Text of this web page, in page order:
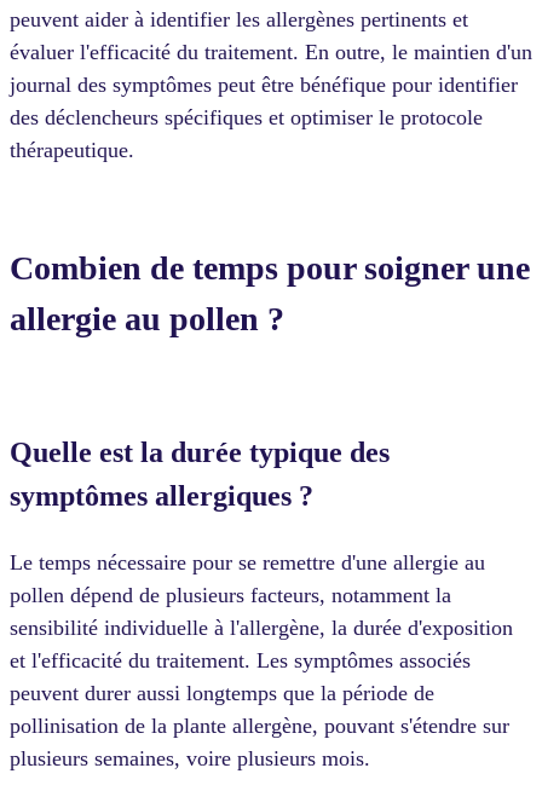
peuvent aider à identifier les allergènes pertinents et
évaluer l'efficacité du traitement. En outre, le maintien d'un
journal des symptômes peut être bénéfique pour identifier
des déclencheurs spécifiques et optimiser le protocole
thérapeutique.
Combien de temps pour soigner une
allergie au pollen ?
Quelle est la durée typique des
symptômes allergiques ?
Le temps nécessaire pour se remettre d'une allergie au
pollen dépend de plusieurs facteurs, notamment la
sensibilité individuelle à l'allergène, la durée d'exposition
et l'efficacité du traitement. Les symptômes associés
peuvent durer aussi longtemps que la période de
pollinisation de la plante allergène, pouvant s'étendre sur
plusieurs semaines, voire plusieurs mois.